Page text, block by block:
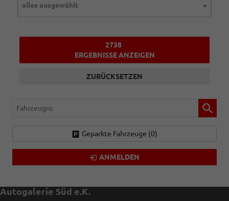
alles ausgewählt
2738
ERGEBNISSE ANZEIGEN
ZURÜCKSETZEN
Fahrzeugnr.
Geparkte Fahrzeuge (0)
ANMELDEN
Autogalerie Süd e.K.